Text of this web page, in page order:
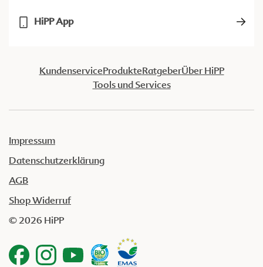
HiPP App
KundenserviceProdukteRatgeberÜber HiPP
Tools und Services
Impressum
Datenschutzerklärung
AGB
Shop Widerruf
© 2026 HiPP